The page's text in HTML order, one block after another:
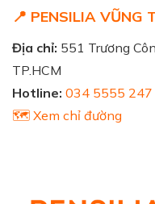
📍 PENSILIA VŨNG
Địa chỉ: 551 Trương
TP.HCM
Hotline: 034 5555 247
🗺️ Xem chỉ đường